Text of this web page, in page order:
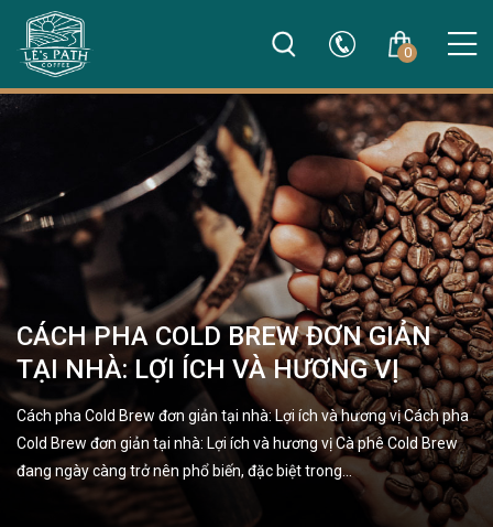
0
CÁCH PHA COLD BREW ĐƠN GIẢN
TẠI NHÀ: LỢI ÍCH VÀ HƯƠNG VỊ
Cách pha Cold Brew đơn giản tại nhà: Lợi ích và hương vị Cách pha
Cold Brew đơn giản tại nhà: Lợi ích và hương vị Cà phê Cold Brew
đang ngày càng trở nên phổ biến, đặc biệt trong…